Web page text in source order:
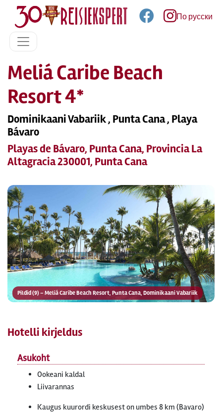
По русски
Meliá Caribe Beach
Resort 4*
Dominikaani Vabariik , Punta Cana , Playa
Bávaro
Playas de Bávaro, Punta Cana, Provincia La
Altagracia 230001, Punta Cana
Pildid (9) – Meliá Caribe Beach Resort, Punta Cana, Dominikaani Vabariik
Hotelli kirjeldus
Asukoht
Ookeani kaldal
Liivarannas
Kaugus kuurordi keskusest on umbes 8 km (Bavaro)